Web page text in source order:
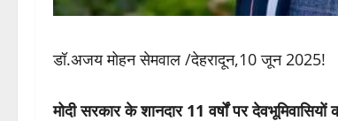
डॉ.अजय मोहन सेमवाल /देहरादून,10 जून 2025!
मोदी सरकार के शानदार 11 वर्षों पर